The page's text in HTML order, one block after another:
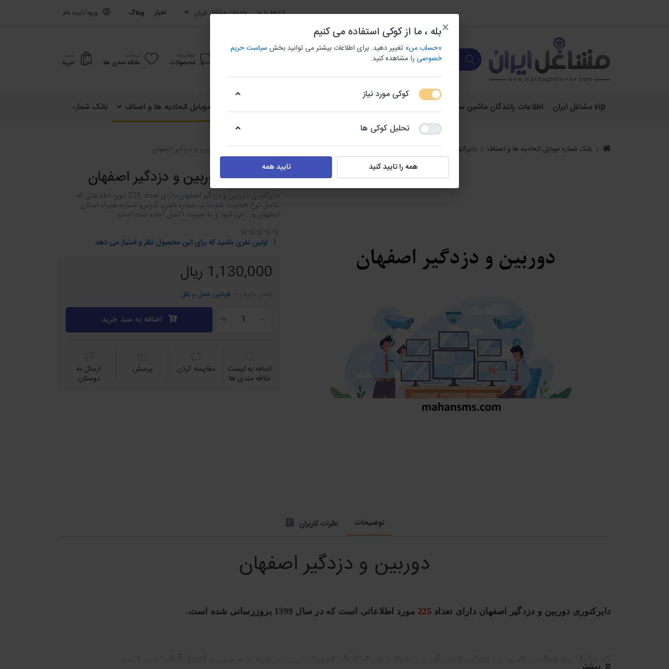
ارتباط با ما خدمات مشاغل ایران اخبار وبلاگ ورود/ثبت نام
مقایسه
محصولات
لیست
علاقه مندی ها
سبد
خرید
vip مشاغل ایران اطلاعات رانندگان ماشین سنگین و باربری استان ها بانک شماره موبایل اتحادیه ها و اصناف بانک شماره موبایل کشوری
بانک شماره موبایل اتحادیه ها و اصناف دایرکتوری ساختمان اطلاعات تجهیزات و تاسیسات + مصالح و لوازم ساختمانی دایرکتوری دوربین و دزدگیر اصفهان
دایرکتوری دوربین و دزدگیر اصفهان
دایرکتوری دوربین و دزدگیر اصفهان دارای تعداد 225 مورد اطلاعاتی که
شامل نوع فعالیت، نام مدیر، شماره تلفن، آدرس، شماره همراه استان
اصفهان و... می شود و به صورت اکسل آماده شده است.
اولین نفری باشید که برای این محصول نظر و امتیاز می دهد
1,130,000 ریال
قوانین حمل و نقل
اضافه به سبد خرید
اضافه به لیست
علاقه مندی ها
مقايسه كردن پرسش ارسال به
دوستان
توضیحات نظرات کاربران 0
دوربین و دزدگیر اصفهان
دایرکتوری دوربین و دزدگیر اصفهاندارای تعدا د 225 مورد اطلاعاتی است که در سال 1399 بروزرسانی شده است.
×بله ، ما از کوکی استفاده می کنیم
«حساب من» تغییر دهید. برای اطلاعات بیشتر می توانید بخش سیاست حریم
خصوصی را مشاهده کنید.
کوکی مورد نیاز
تحلیل کوکی ها
همه را تایید کنید تایید همه